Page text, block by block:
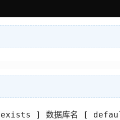
] 数据库名 [